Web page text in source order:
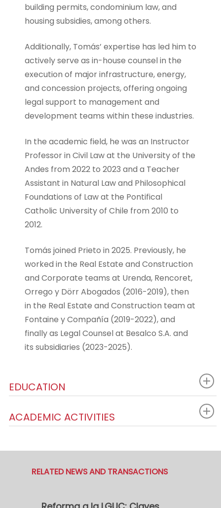
building permits, condominium law, and
housing subsidies, among others.
Additionally, Tomás’ expertise has led him to
actively serve as in-house counsel in the
execution of major infrastructure, energy,
and concession projects, offering ongoing
legal support to management and
development teams within these industries.
In the academic field, he was an Instructor
Professor in Civil Law at the University of the
Andes from 2022 to 2023 and a Teacher
Assistant in Natural Law and Philosophical
Foundations of Law at the Pontifical
Catholic University of Chile from 2010 to
2012.
Tomás joined Prieto in 2025. Previously, he
worked in the Real Estate and Construction
and Corporate teams at Urenda, Rencoret,
Orrego y Dörr Abogados (2016-2019), then
in the Real Estate and Construction team at
Fontaine y Compañía (2019-2022), and
finally as Legal Counsel at Besalco S.A. and
its subsidiaries (2023-2025).
EDUCATION
ACADEMIC ACTIVITIES
RELATED NEWS AND TRANSACTIONS